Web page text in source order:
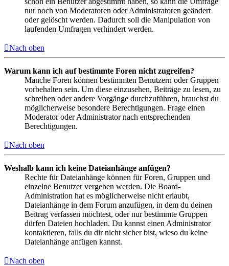
nur noch von Moderatoren oder Administratoren geändert
oder gelöscht werden. Dadurch soll die Manipulation von
laufenden Umfragen verhindert werden.
Nach oben
Warum kann ich auf bestimmte Foren nicht zugreifen?
Manche Foren können bestimmten Benutzern oder Gruppen
vorbehalten sein. Um diese einzusehen, Beiträge zu lesen, zu
schreiben oder andere Vorgänge durchzuführen, brauchst du
möglicherweise besondere Berechtigungen. Frage einen
Moderator oder Administrator nach entsprechenden
Berechtigungen.
Nach oben
Weshalb kann ich keine Dateianhänge anfügen?
Rechte für Dateianhänge können für Foren, Gruppen und
einzelne Benutzer vergeben werden. Die Board-
Administration hat es möglicherweise nicht erlaubt,
Dateianhänge in dem Forum anzufügen, in dem du deinen
Beitrag verfassen möchtest, oder nur bestimmte Gruppen
dürfen Dateien hochladen. Du kannst einen Administrator
kontaktieren, falls du dir nicht sicher bist, wieso du keine
Dateianhänge anfügen kannst.
Nach oben